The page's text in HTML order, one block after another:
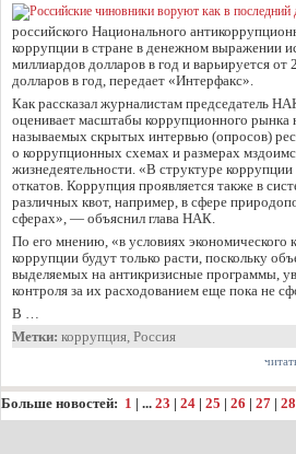
российского Национального
коррупции в стране в денежном выражении
миллиардов долларов в год и варьируется
долларов в год, передает «Интерфакс».
Как рассказал журналистам председатель
оценивает масштабы коррупционного рынка
называемых скрытых интервью (опросов)
о коррупционных схемах и размерах
жизнедеятельности. «В структуре
откатов. Коррупция проявляется также в
различных квот, например, в сфере
сферах», — объяснил глава НАК.
По его мнению, «в условиях экономического
коррупции будут только расти, поскольку
выделяемых на антикризисные программы,
контроля за их расходованием еще пока не
В …
Метки: коррупция, Россия
Больше новостей: 1 | ... 23 | 24 | 25 | 26 | 27 | 28